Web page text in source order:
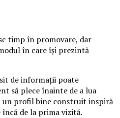
timp în promovare, dar
în care își prezintă
de informații poate
să plece înainte de a lua
un profil bine construit inspiră
de la prima vizită.